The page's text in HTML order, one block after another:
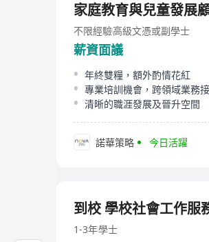
家庭教育與兒童發展
不限經驗高級文憑或副學士
薪資面議
年終雙糧，額外酌情花紅
專業培訓機會，跨領域業務
清晰的職涯發展及晉升空間
諾華策略 今日活躍
到校 學校社會工作服
1-3年學士